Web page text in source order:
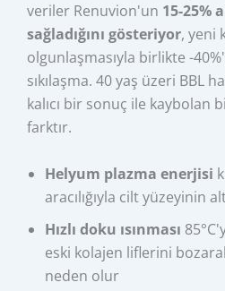
veriler Renuvion'un 15-25%
sağladığını gösteriyor, yeni
olgunlaşmasıyla birlikte -
sıkılaşma. 40 yaş üzeri BBL
kalıcı bir sonuç ile kaybolan
farktır.
Helyum plazma enerjisi
aracılığıyla cilt yüzeyinin
Hızlı doku ısınması
eski kolajen liflerini
neden olur